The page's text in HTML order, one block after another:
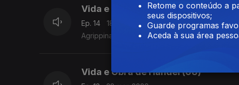
Vida e Obra de Handel (09)
Ep. 14
18 abr. 2026
Agrippina
Vida e Obra de Handel (08)
Retome o conteúdo a
seus dispositivos;
Guarde programas
Aceda à sua área